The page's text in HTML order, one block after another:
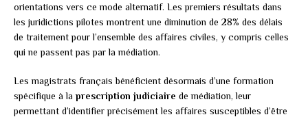
orientations vers ce mode alternatif. Les premiers résultats dans
les juridictions pilotes montrent une diminution de 28% des délais
de traitement pour l’ensemble des affaires civiles, y compris celles
qui ne passent pas par la médiation.
Les magistrats français bénéficient désormais d’une formation
spécifique à la prescription judiciaire de médiation, leur
permettant d’identifier précisément les affaires susceptibles d’être